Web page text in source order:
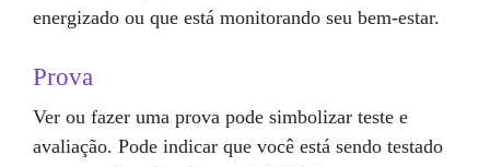
energizado ou que está monitorando seu bem-estar.
Prova
Ver ou fazer uma prova pode simbolizar teste e
avaliação. Pode indicar que você está sendo testado